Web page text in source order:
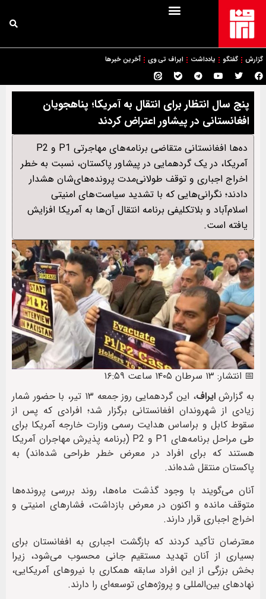
گزارش گفتگو یادداشت ایراف تی وی آخرین خبرها
پنج سال انتظار برای انتقال به آمریکا؛ پناهجویان
افغانستانی در پیشاور اعتراض کردند
ده‌ها افغانستانی متقاضی برنامه‌های مهاجرتی P1 و P2
آمریکا، در یک گردهمایی در پیشاور پاکستان، نسبت به خطر
اخراج اجباری و توقف طولانی‌مدت پرونده‌های‌شان هشدار
دادند؛ نگرانی‌هایی که با تشدید سیاست‌های امنیتی
اسلام‌آباد و بلاتکلیفی برنامه انتقال آن‌ها به آمریکا افزایش
یافته است.
📅 انتشار: ۱۳ سرطان ۱۴۰۵ ساعت ۱۶:۵۹
به گزارشایراف
، این گردهمایی روز جمعه ۱۳ تیر، با حضور شمار
زیادی از شهروندان افغانستانی برگزار شد؛ افرادی که پس از
سقوط کابل و براساس هدایت رسمی وزارت خارجه آمریکا برای
طی مراحل برنامه‌های P1 و P2 (برنامه پذیرش مهاجران آمریکا
هستند که برای افراد در معرض خطر طراحی شده‌اند) به
پاکستان منتقل شده‌اند.
آنان می‌گویند با وجود گذشت ماه‌ها، روند بررسی پرونده‌ها
متوقف مانده و اکنون در معرض بازداشت، فشارهای امنیتی و
اخراج اجباری قرار دارند.
معترضان تأکید کردند که بازگشت اجباری به افغانستان برای
بسیاری از آنان تهدید مستقیم جانی محسوب می‌شود، زیرا
بخش بزرگی از این افراد سابقه همکاری با نیروهای آمریکایی،
نهادهای بین‌المللی و پروژه‌های توسعه‌ای را دارند.